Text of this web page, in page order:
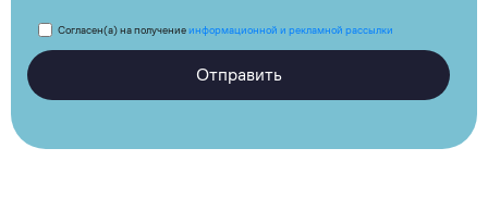
Согласен(а) на получениеинформационной и рекламной рассылки
Отправить